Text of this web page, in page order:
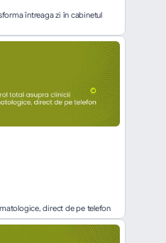
întreaga zi în cabinetul
direct de pe telefon